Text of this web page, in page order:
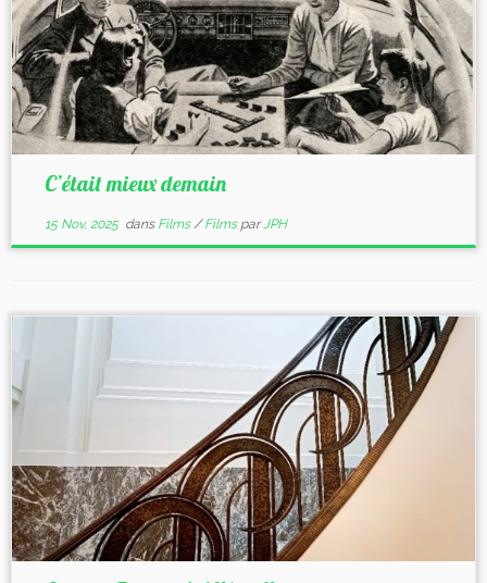
C’était mieux demain
15 Nov, 2025dans Films/Films parJPH